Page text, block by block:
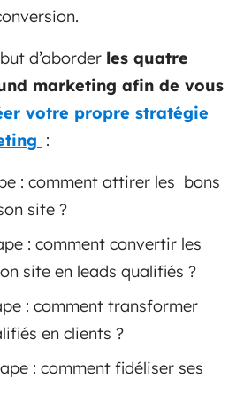
d’aborder les quatre
marketing afin de vous
votre propre stratégie
:
: comment attirer les bons
site ?
: comment convertir les
site en leads qualifiés ?
: comment transformer
en clients ?
: comment fidéliser ses